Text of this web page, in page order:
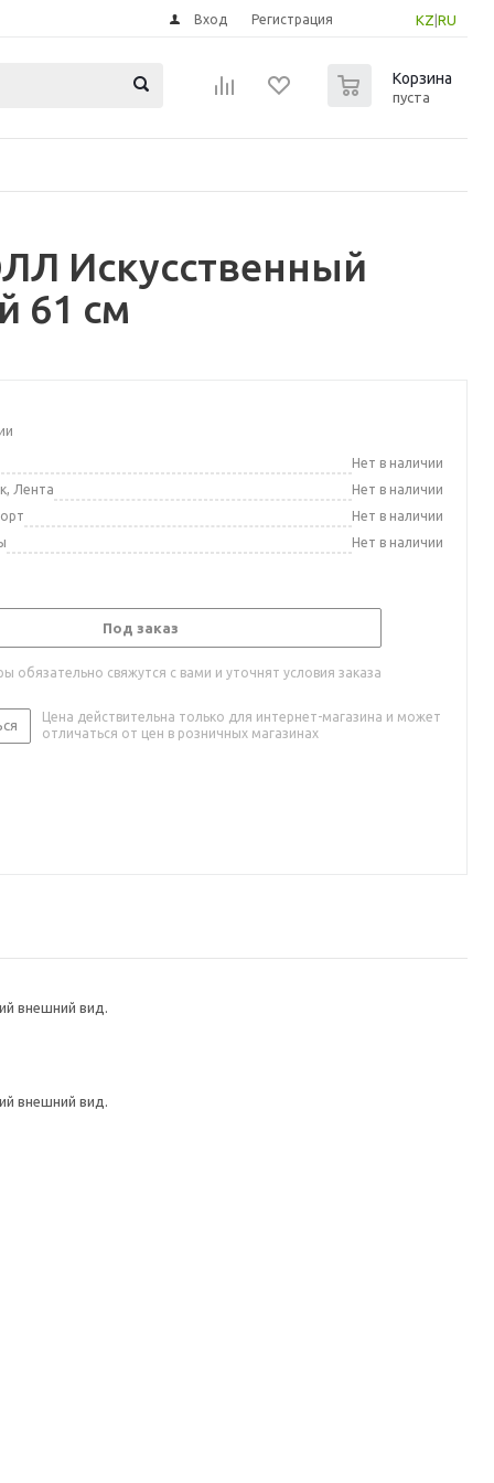
KZ RU
Вход Регистрация
Корзина
пуста
Искусственный
61 см
Нет в наличии
Лента
Нет в наличии
Нет в наличии
Нет в наличии
Под заказ
обязательно свяжутся с вами и уточнят условия заказа
Цена действительна только для интернет-магазина и может
отличаться от цен в розничных магазинах
внешний вид.
внешний вид.